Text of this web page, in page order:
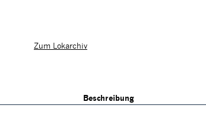
Zum Lokarchiv
Beschreibung